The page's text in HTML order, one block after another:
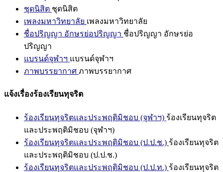
ชุดนิสิต ชุดนิสิต
เพลงมหาวิทยาลัย เพลงมหาวิทยาลัย
ชื่อปริญญา อักษรย่อปริญญา ชื่อปริญญา อักษรย่อ
ปริญญา
แบรนด์จุฬาฯ แบรนด์จุฬาฯ
ภาพบรรยากาศ ภาพบรรยากาศ
แจ้งเรื่องร้องเรียนทุจริต
ร้องเรียนทุจริตและประพฤติมิชอบ (จุฬาฯ) ร้องเรียนทุจริต
และประพฤติมิชอบ (จุฬาฯ)
ร้องเรียนทุจริตและประพฤติมิชอบ (ป.ป.ช.) ร้องเรียนทุจริต
และประพฤติมิชอบ (ป.ป.ช.)
ร้องเรียนทุจริตและประพฤติมิชอบ (ป.ป.ท.) ร้องเรียนทุจริต